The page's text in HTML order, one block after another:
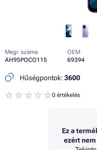
Megr. száma
AH95POCO115
OEM
69394
Hűségpontok: 3600
0 értékelés
Ez a
ezért